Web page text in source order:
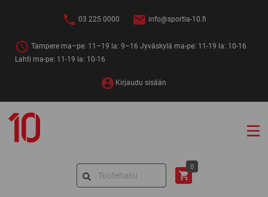
03 225 0000 info@sportia-10.fi
Tampere ma–pe: 11–19 la: 9–16 Jyväskylä ma-pe: 11-19 la: 10-16
Lahti ma-pe: 11-19 la: 10-16
Kirjaudu sisään
10
Search
0